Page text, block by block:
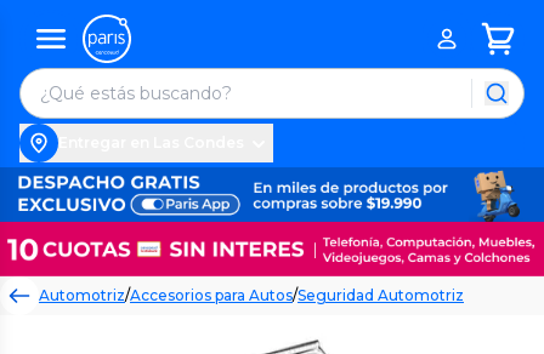
Automotriz/Accesorios para Autos/Seguridad Automotriz